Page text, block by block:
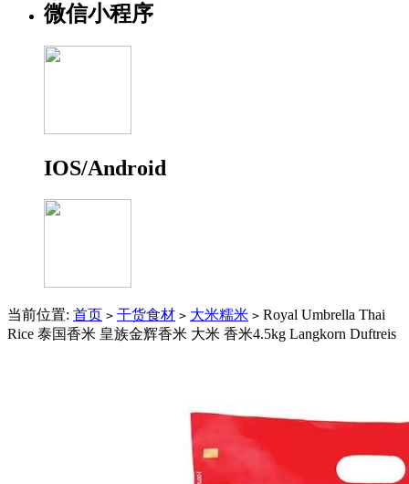
微信小程序
IOS/Android
当前位置: 首页 > 干货食材 > 大米糯米 > Royal Umbrella Thai
Rice 泰国香米 皇族金辉香米 大米 香米4.5kg Langkorn Duftreis